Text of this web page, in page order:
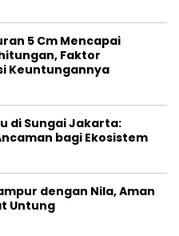
5 Cm Mencapai
Faktor
Keuntungannya
di Sungai Jakarta:
bagi Ekosistem
dengan Nila, Aman
Untung